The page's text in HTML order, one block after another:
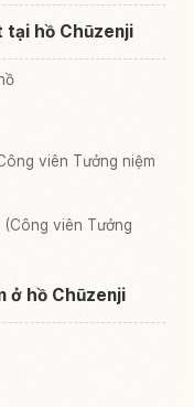
tại hồ Chūzenji
viên Tưởng niệm
(Công viên Tưởng
ở hồ Chūzenji